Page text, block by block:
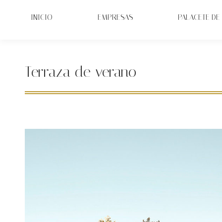
INICIO EMPRESAS PALACETE
Terraza de verano